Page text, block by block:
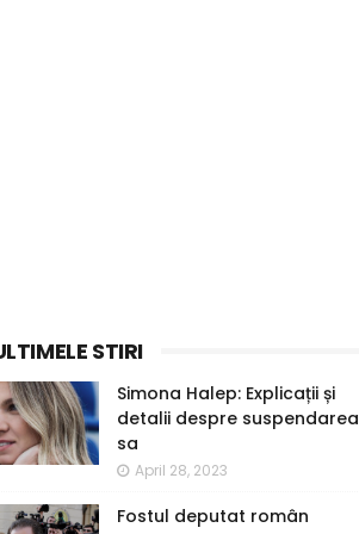
STIRI
Simona Halep: Explicații și
detalii despre suspendarea
sa
April 28, 2023
Fostul deputat român